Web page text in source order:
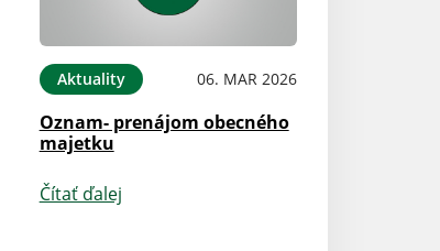
Aktuality 06. MAR 2026
Oznam- prenájom obecného
majetku
Čítať ďalej